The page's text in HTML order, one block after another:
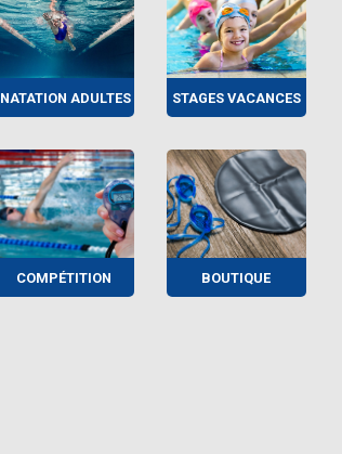
NATATION ADULTES STAGES VACANCES
COMPÉTITION BOUTIQUE